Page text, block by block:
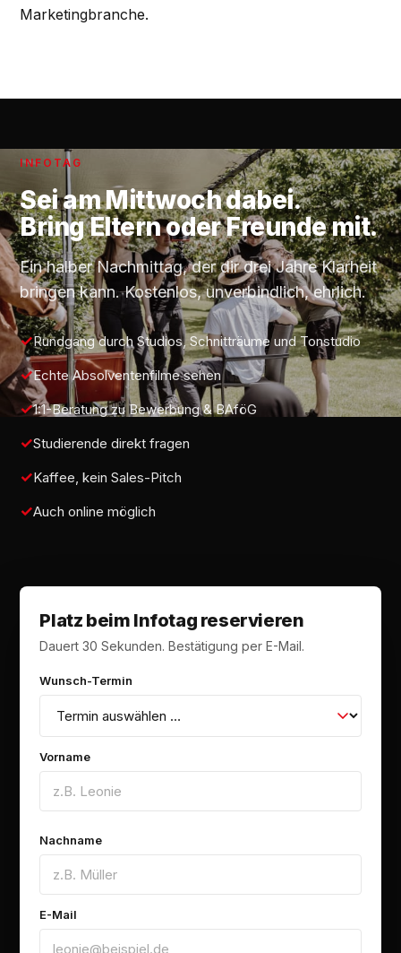
Marketingbranche.
INFOTAG
Sei amMittwochdabei.
Bring Eltern oder Freunde mit.
Ein halber Nachmittag, der dir drei Jahre Klarheit
bringen kann. Kostenlos, unverbindlich, ehrlich.
Rundgang durch Studios, Schnitträume und Tonstudio
Echte Absolventenfilme sehen
1:1-Beratung zu Bewerbung & BAföG
Studierende direkt fragen
Kaffee, kein Sales-Pitch
Auch online möglich
Platz beim Infotag reservieren
Dauert 30 Sekunden. Bestätigung per E-Mail.
Wunsch-Termin
Vorname
Nachname
E-Mail